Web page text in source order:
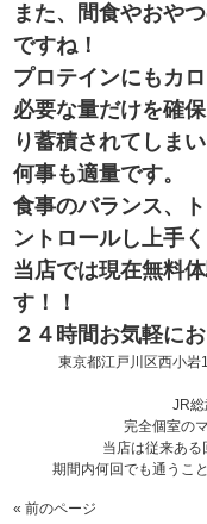
また、間食やおや
ですね！
プロテインにもカ
必要な量だけを確
り蓄積されてしまい
何事も適量です。
食事のバランス、
ントロールし上手
当店では現在無料
す！！
２４時間お気軽に
東京都江戸川区西小岩
JR
完全個室の
当店は従来あ
期間内何回でも通うこ
« 前のページ